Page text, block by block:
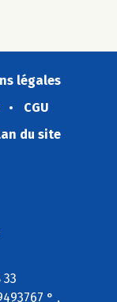
légales
CGU
du site
° ,